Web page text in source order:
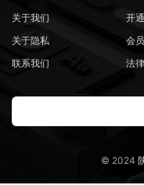
关于我们
关于隐私
联系我们
开
会
法
© 2024